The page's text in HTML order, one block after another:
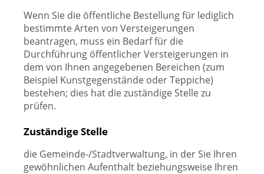
Wenn Sie die öffentliche Bestellung für lediglich
bestimmte Arten von Versteigerungen
beantragen, muss ein Bedarf für die
Durchführung öffentlicher Versteigerungen in
dem von Ihnen angegebenen Bereichen (zum
Beispiel Kunstgegenstände oder Teppiche)
bestehen; dies hat die zuständige Stelle zu
prüfen.
Zuständige Stelle
die Gemeinde-/Stadtverwaltung, in der Sie Ihren
gewöhnlichen Aufenthalt beziehungsweise Ihren